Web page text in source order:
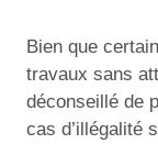
Bien que
travaux sans
déconseillé de
cas d’illégalité